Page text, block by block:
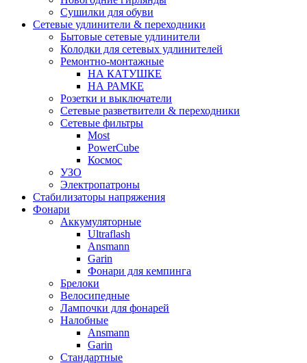
Сушилки для обуви
Сетевые удлинители & переходники
Бытовые сетевые удлинители
Колодки для сетевых удлинителей
Ремонтно-монтажные
НА КАТУШКЕ
НА РАМКЕ
Розетки и выключатели
Сетевые разветвители & переходники
Сетевые фильтры
Most
PowerCube
Космос
УЗО
Электропатроны
Стабилизаторы напряжения
Фонари
Аккумуляторные
Ultraflash
Ansmann
Garin
Фонари для кемпинга
Брелоки
Велосипедные
Лампочки для фонарей
Налобные
Ansmann
Garin
Стандартные